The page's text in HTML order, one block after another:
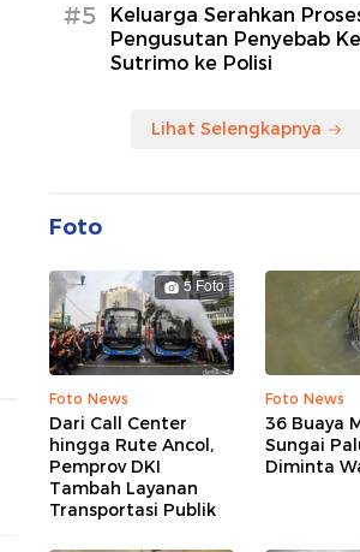
#5
Keluarga Serahkan
Pengusutan Penyebab
Sutrimo ke Polisi
Lihat Selengkapnya
Foto
5 Foto
Foto News
Dari Call Center
hingga Rute Ancol,
Pemprov DKI
Tambah Layanan
Transportasi Publik
Foto News
36 Buaya
Sungai
Diminta